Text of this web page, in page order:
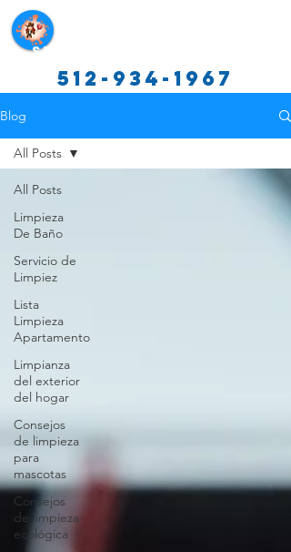
Servicios de limpieza de
512-934-1967
Blog
All Posts
Limpieza
De Baño
Servicio de
Limpiez
Lista
Limpieza
Apartamento
Limpianza
del exterior
del hogar
Consejos
de limpieza
para
mascotas
Consejos
de limpieza
ecológica
All Posts